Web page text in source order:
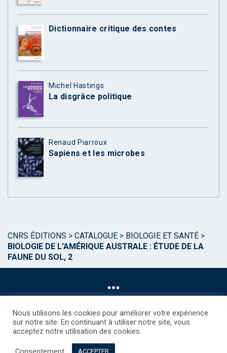
Dictionnaire critique des contes
Michel Hastings
La disgrâce politique
Renaud Piarroux
Sapiens et les microbes
CNRS ÉDITIONS > CATALOGUE > BIOLOGIE ET SANTÉ >
BIOLOGIE DE L’AMÉRIQUE AUSTRALE : ÉTUDE DE LA
FAUNE DU SOL, 2
©CNRS EDITIONS 2025
Droits étrangers / Foreign rights
Nous utilisons les cookies pour améliorer votre expérience
sur notre site. En continuant à utiliser notre site, vous
acceptez notre utilisation des cookies.
ACCEPTER